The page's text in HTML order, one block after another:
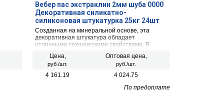
Вебер пас экстраклин 2мм шуба 0000
Декоративная силикатно-
силиконовая штукатурка 25кг 24шт
Созданная на минеральной основе, эта
декоративная штукатура обладает
отличными техническими свойствами. В
силиконовые вещества, которые придают
материалу особую паропроницаемость.
Основной областью применения продукта
Декоративная штукатурка extraClean 2mm
Цена,
руб./шт.
Оптовая цена,
руб./шт.
4 161.19
4 024.75
По предоплате